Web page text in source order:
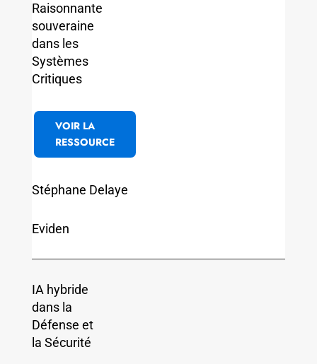
Raisonnante
souveraine
dans les
Systèmes
Critiques
VOIR LA
RESSOURCE
Stéphane Delaye
Eviden
IA hybride
dans la
Défense et
la Sécurité